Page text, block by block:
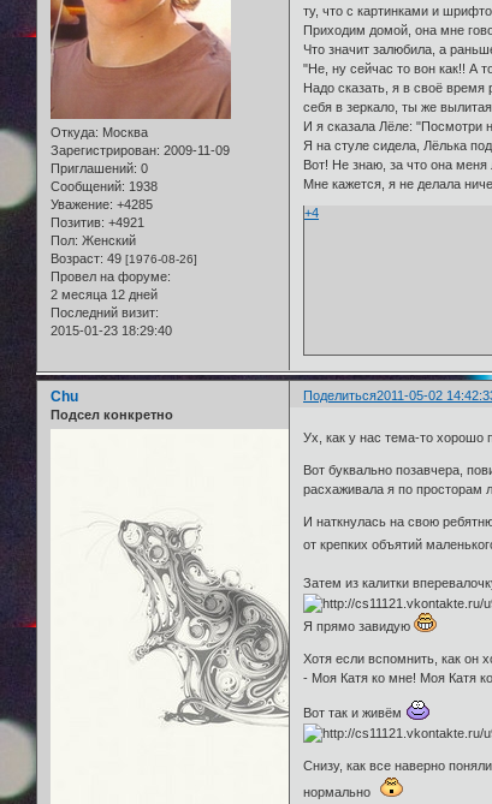
Откуда: Москва
Зарегистрирован: 2009-11-09
Приглашений: 0
Сообщений: 1938
Уважение: +4285
Позитив: +4921
Пол: Женский
Возраст: 49 [1976-08-26]
Провел на форуме:
2 месяца 12 дней
Последний визит:
2015-01-23 18:29:40
ту, что с картинками и
Приходим домой, она мне
Что значит залюбила, а
"Не, ну сейчас то вон как!! А
Надо сказать, я в своё
себя в зеркало, ты же
И я сказала Лёле: "Посмотри
Я на стуле сидела, Лёлька
Вот! Не знаю, за что она
Мне кажется, я не делала
+4
Поделиться2011-05-02
Chu
Подсел конкретно
Ух, как у нас тема-то хорошо
Вот буквально позавчера,
расхаживала я по просторам
И наткнулась на свою
от крепких объятий
Затем из калитки
Я прямо завидую
Хотя если вспомнить, как он
- Моя Катя ко мне! Моя Катя ко
Вот так и живём
Снизу, как все наверно
нормально